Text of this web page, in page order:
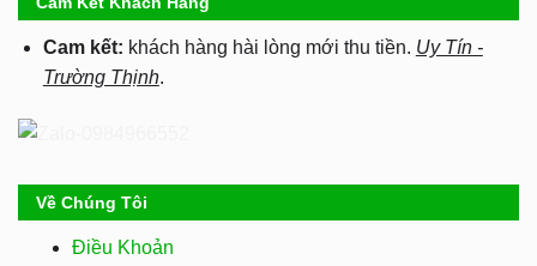
Cam kết: khách hàng hài lòng mới thu tiền. Uy Tín -
Trường Thịnh.
Về Chúng Tôi
Điều Khoản